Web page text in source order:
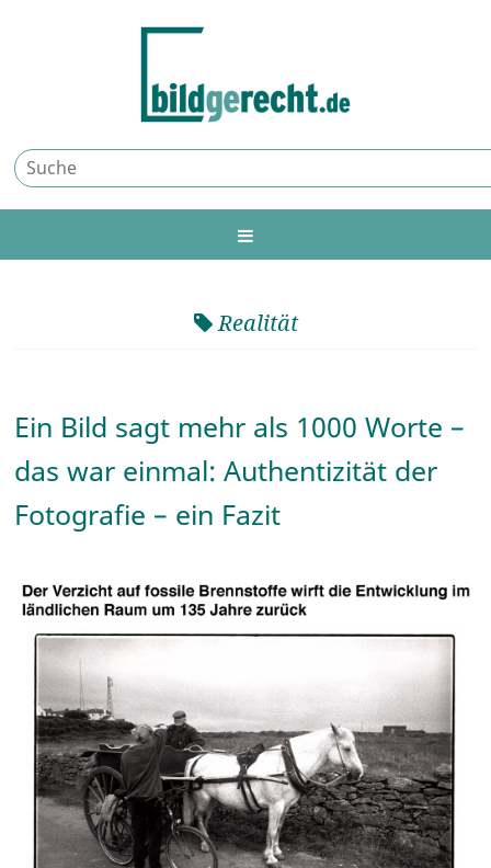
Realität
Ein Bild sagt mehr als 1000 Worte –
das war einmal: Authentizität der
Fotografie – ein Fazit